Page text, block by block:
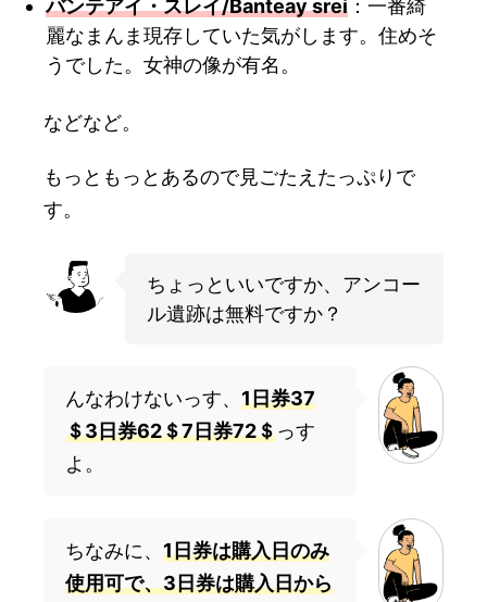
バンテアイ・スレイ/Banteay srei ：一番綺
麗なまんま現存していた気がします。住めそ
うでした。女神の像が有名。
などなど。
もっともっとあるので見ごたえたっぷりで
す。
ちょっといいですか、アンコー
ル遺跡は無料ですか？
んなわけないっす、 1日券37
＄3日券62＄7日券72＄っす
よ。
ちなみに、 1日券は購入日のみ
使用可で、3日券は購入日から